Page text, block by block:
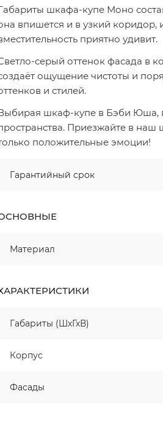
шкафа-купе Моно
впишется и в узкий
приятно удивит.
серый оттенок фасада в
ощущение чистоты и
и стилей.
шкаф-купе в Бэби Юша,
Приезжайте в
положительные эмоции!
Гарантийный срок
Материал
Габариты (ШхГхВ)
Корпус
Фасады